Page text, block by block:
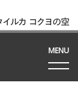
イルカ
グ
コクヨの空
間って!?
MENU